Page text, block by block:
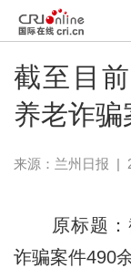
截至目
养老诈
来源： 兰州日报 |
原标题：
诈骗案件490